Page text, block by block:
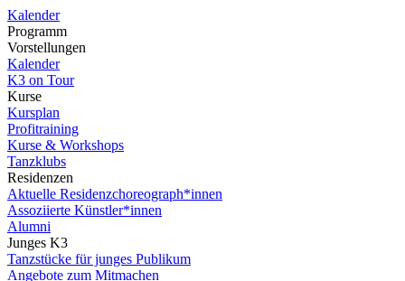
Kalender
Programm
Vorstellungen
Kalender
K3 on Tour
Kurse
Kursplan
Profitraining
Kurse & Workshops
Tanzklubs
Residenzen
Aktuelle Residenzchoreograph*innen
Assoziierte Künstler*innen
Alumni
Junges K3
Tanzstücke für junges Publikum
Angebote zum Mitmachen